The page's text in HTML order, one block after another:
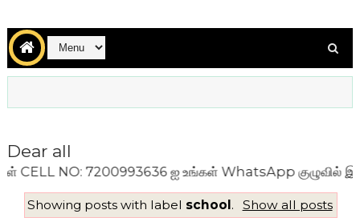
Dear all
ஐ உங்கள் WhatsApp குழுவில் இணைக்கவும்!
Showing posts with label school. Show all posts